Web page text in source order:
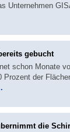
Unternehmen
gebucht
schon Monate
der
die